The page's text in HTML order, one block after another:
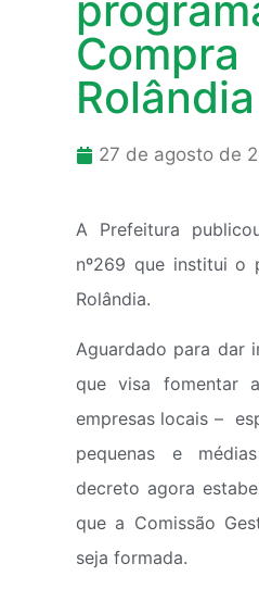
Compra
Rolândia
27 de agosto de
A Prefeitura
nº269 que institui o
Rolândia.
Aguardado para dar
que visa fomentar
empresas locais –
pequenas e
decreto agora
que a Comissão
seja formada.